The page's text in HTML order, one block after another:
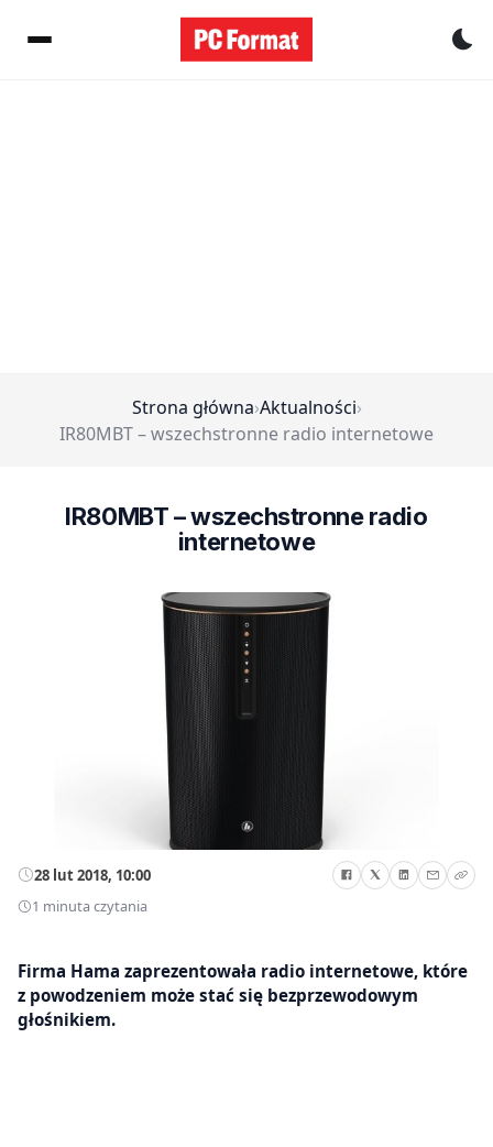
Strona główna›Aktualności›
IR80MBT – wszechstronne radio internetowe
IR80MBT – wszechstronne radio
internetowe
28 lut 2018, 10:00
1 minuta czytania
Firma Hama zaprezentowała radio internetowe, które
z powodzeniem może stać się bezprzewodowym
głośnikiem.